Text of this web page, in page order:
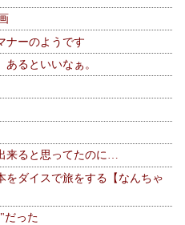
ナーのようです
るといいなぁ。
来ると思ってたのに…
をダイスで旅をする【なんちゃ
だった